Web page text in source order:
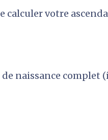
calculer votre
naissance complet